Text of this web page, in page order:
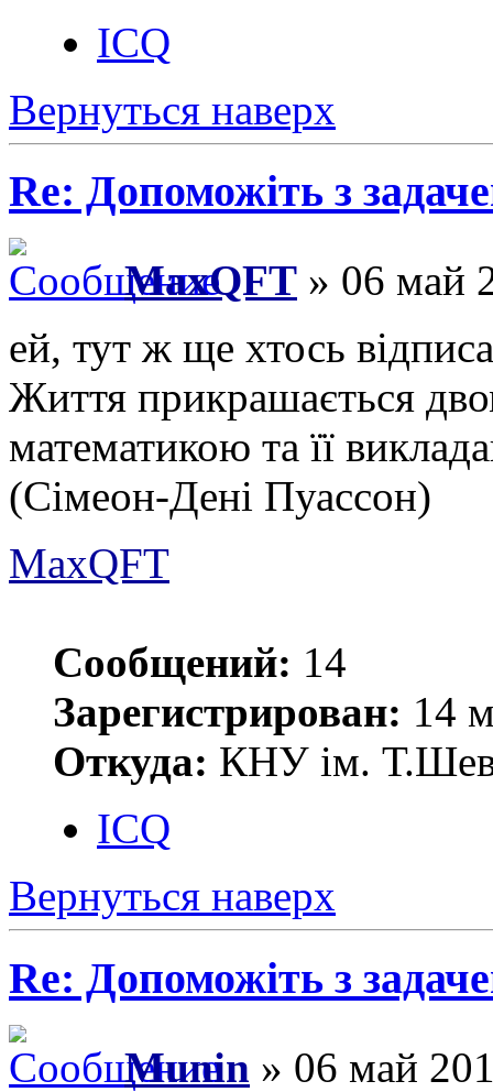
ICQ
Вернуться наверх
Re: Допоможіть з
MaxQFT » 06 май
ей, тут ж ще хтось
Життя прикрашається
математикою та її
(Сімеон-Дені Пуассон)
MaxQFT
Сообщений: 14
Зарегистрирован: 14
Откуда: КНУ ім.
ICQ
Вернуться наверх
Re: Допоможіть з
Munin » 06 май